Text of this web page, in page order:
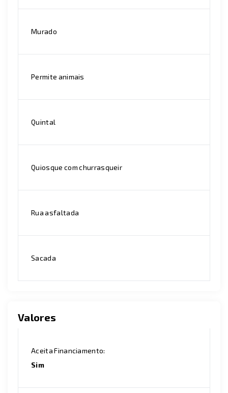
Murado
Permite animais
Quintal
Quiosque com churrasqueir
Rua asfaltada
Sacada
Valores
Aceita Financiamento:
Sim